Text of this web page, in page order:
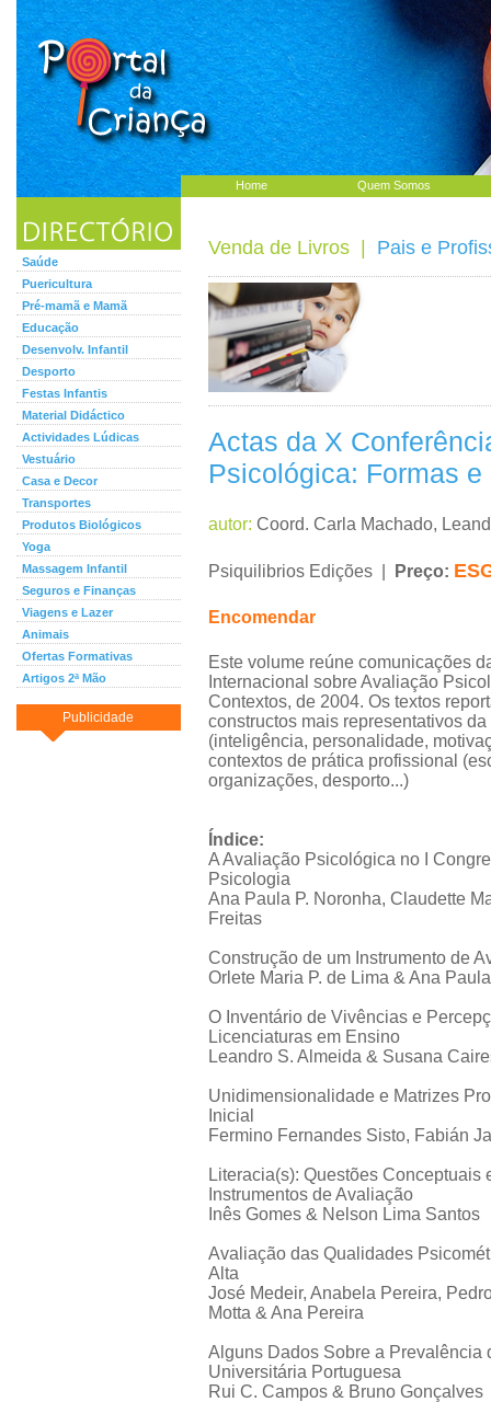
Home Quem Somos
Saúde
Puericultura
Pré-mamã e Mamã
Educação
Desenvolv. Infantil
Desporto
Festas Infantis
Material Didáctico
Actividades Lúdicas
Vestuário
Casa e Decor
Transportes
Produtos Biológicos
Yoga
Massagem Infantil
Seguros e Finanças
Viagens e Lazer
Animais
Ofertas Formativas
Artigos 2ª Mão
Publicidade
Venda de Livros Pais e
Actas da X
Psicológica: Formas
autor: Coord. Carla Machado,
Psiquilibrios Edições | Preço:
Encomendar
Este volume reúne comunicações
Internacional sobre Avaliação
Contextos, de 2004. Os textos
constructos mais representativos
(inteligência, personalidade,
contextos de prática profissional
organizações, desporto...)
Índice:
A Avaliação Psicológica no I
Psicologia
Ana Paula P. Noronha, Claudette
Freitas
Construção de um Instrumento de
Orlete Maria P. de Lima & Ana
O Inventário de Vivências e
Licenciaturas em Ensino
Leandro S. Almeida & Susana
Unidimensionalidade e Matrizes
Inicial
Fermino Fernandes Sisto, Fabián
Literacia(s): Questões
Instrumentos de Avaliação
Inês Gomes & Nelson Lima Santos
Avaliação das Qualidades
Alta
José Medeir, Anabela Pereira,
Motta & Ana Pereira
Alguns Dados Sobre a
Universitária Portuguesa
Rui C. Campos & Bruno Gonçalves